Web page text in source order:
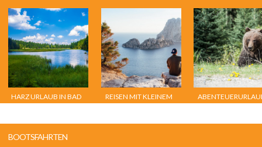
HARZ URLAUB IN BAD
REISEN MIT KLEINEM
BOOTSFAHRTEN